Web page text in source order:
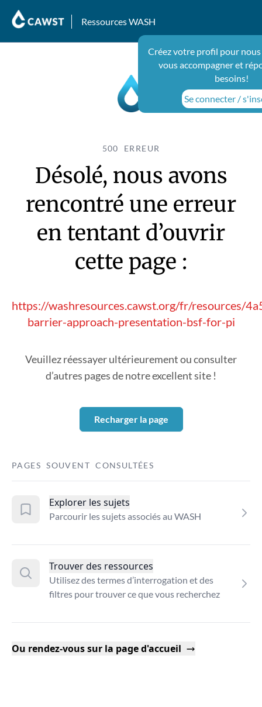
Ressources WASH
Créez votre profil pour
vous accompagner et
besoins!
Se connecter /
500 ERREUR
Désolé, nous avons
rencontré une erreur
en tentant d’ouvrir
cette page :
https://washresources.cawst.org/fr/resources/
barrier-approach-presentation-bsf-for-pi
Veuillez réessayer ultérieurement ou consulter
d’autres pages de notre excellent site !
Recharger la page
PAGES SOUVENT CONSULTÉES
Explorer les sujets
Parcourir les sujets associés au WASH
Trouver des ressources
Utilisez des termes d’interrogation et des
filtres pour trouver ce que vous recherchez
Ou rendez-vous sur la page d'accueil